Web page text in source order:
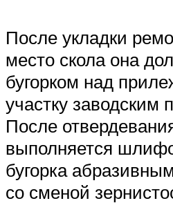
После укладки
место скола она
бугорком над
участку заводским
После
выполняется
бугорка
со сменой